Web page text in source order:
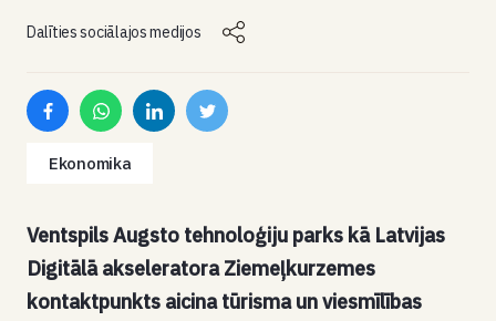
Dalīties sociālajos medijos
Ekonomika
Ventspils Augsto tehnoloģiju parks kā Latvijas
Digitālā akseleratora Ziemeļkurzemes
kontaktpunkts aicina tūrisma un viesmīlības